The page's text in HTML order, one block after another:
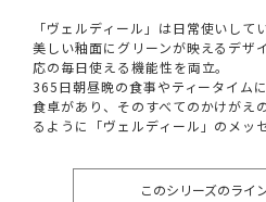
「ヴェルディール」は日常使いして
美しい釉面にグリーンが映えるデザ
応の毎日使える機能性を両立。
365日朝昼晩の食事やティータイム
食卓があり、そのすべてのかけがえ
るように「ヴェルディール」のメッ
このシリーズのライ